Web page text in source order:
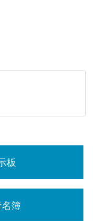
板
名簿